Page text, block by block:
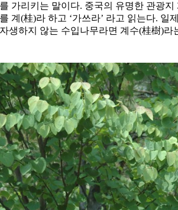
가리키는 말이다. 중국의 유명한 관광
(桂)라 하고 ‘가쓰라’ 라고 읽는다. 일
하지 않는 수입나무라면 계수(桂樹)